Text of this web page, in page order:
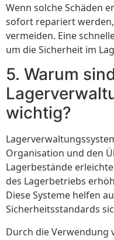
Wenn solche Schäden
sofort repariert
vermeiden. Eine
um die Sicherheit im
5. Warum
wichtig?
Organisation und den
Lagerbestände
des Lagerbetriebs
Diese Systeme helfen
Sicherheitsstandards
Durch die Verwendung